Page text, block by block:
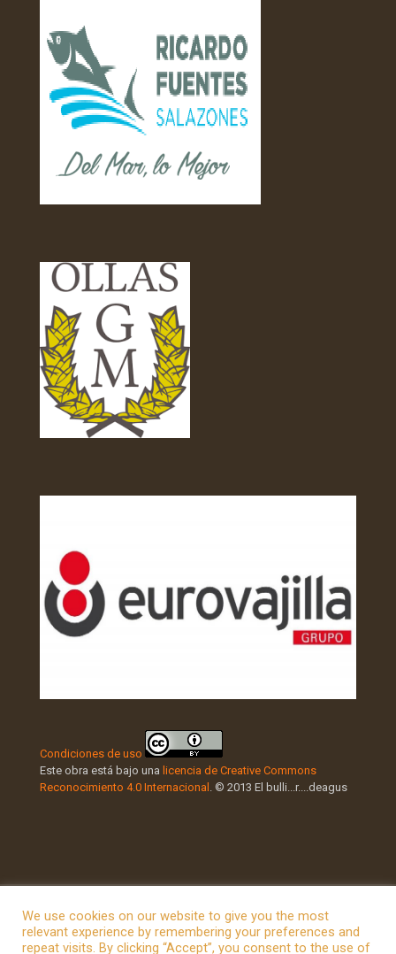
Condiciones de uso
Este obra está bajo una licencia de Creative Commons
Reconocimiento 4.0 Internacional . © 2013 El bulli...r....deagus
We use cookies on our website to give you the most
relevant experience by remembering your preferences and
repeat visits. By clicking “Accept”, you consent to the use of